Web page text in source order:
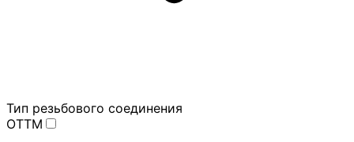
Тип резьбового соединения
ОТТМ